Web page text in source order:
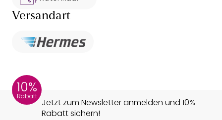
Versandart
10%
Rabatt
Jetzt zum Newsletter anmelden und 10%
Rabatt sichern!